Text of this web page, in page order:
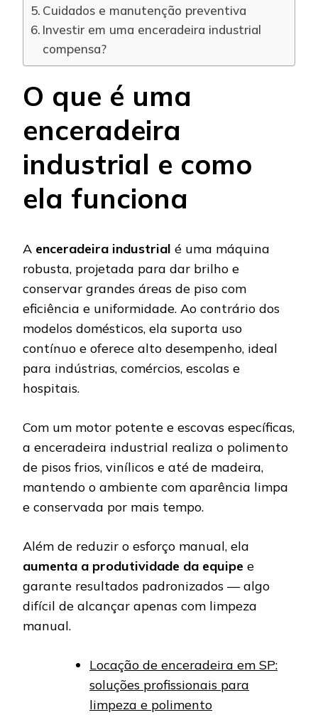
Cuidados e manutenção preventiva
Investir em uma enceradeira industrial
compensa?
O que é uma
enceradeira
industrial e como
ela funciona
A enceradeira industrial é uma máquina
robusta, projetada para dar brilho e
conservar grandes áreas de piso com
eficiência e uniformidade. Ao contrário dos
modelos domésticos, ela suporta uso
contínuo e oferece alto desempenho, ideal
para indústrias, comércios, escolas e
hospitais.
Com um motor potente e escovas específicas,
a enceradeira industrial realiza o polimento
de pisos frios, vinílicos e até de madeira,
mantendo o ambiente com aparência limpa
e conservada por mais tempo.
Além de reduzir o esforço manual, ela
aumenta a produtividade da equipe e
garante resultados padronizados — algo
difícil de alcançar apenas com limpeza
manual.
Locação de enceradeira em SP:
soluções profissionais para
limpeza e polimento